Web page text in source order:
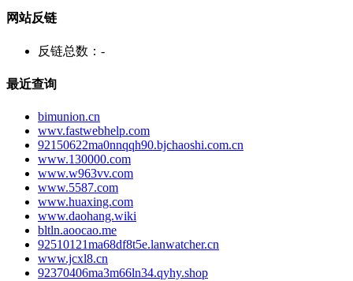
网站反链
反链总数： -
最近查询
bimunion.cn
wwv.fastwebhelp.com
92150622ma0nnqqh90.bjchaoshi.com.cn
www.130000.com
www.w963vv.com
www.5587.com
www.huaxing.com
www.daohang.wiki
bltln.aoocao.me
92510121ma68df8t5e.lanwatcher.cn
www.jcxl8.cn
92370406ma3m66ln34.qyhy.shop